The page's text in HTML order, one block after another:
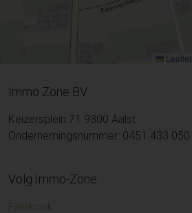
Leaflet
Immo Zone BV
Keizersplein 71 9300 Aalst
Ondernemingsnummer: 0451.433.050
Volg Immo-Zone
Facebook